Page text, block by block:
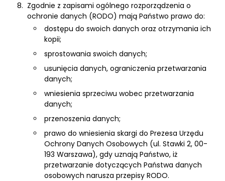
Zgodnie z zapisami ogólnego rozporządzenia o
ochronie danych (RODO) mają Państwo prawo do:
dostępu do swoich danych oraz otrzymania ich
kopii;
sprostowania swoich danych;
usunięcia danych, ograniczenia przetwarzania
danych;
wniesienia sprzeciwu wobec przetwarzania
danych;
przenoszenia danych;
prawo do wniesienia skargi do Prezesa Urzędu
Ochrony Danych Osobowych (ul. Stawki 2, 00-
193 Warszawa), gdy uznają Państwo, iż
przetwarzanie dotyczących Państwa danych
osobowych narusza przepisy RODO.